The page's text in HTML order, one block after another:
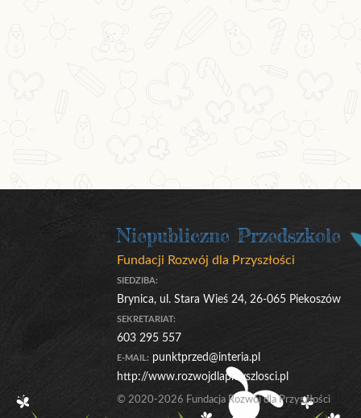
Niepubliczne Przedszkole
Fundacji Rozwój dla Przyszłości
SIEDZIBA:
Brynica, ul. Stara Wieś 24, 26-065 Piekoszów
SEKRETARIAT:
603 295 557
E-MAIL: punktprzed@interia.pl
http://www.rozwojdlaprzyszlosci.pl
© 2020-2026 Fundacja Rozwój dla Przyszłości